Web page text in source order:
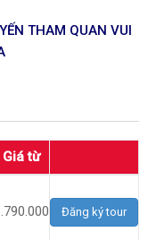
THAM QUAN VUI
Giá từ
Đăng ký tour